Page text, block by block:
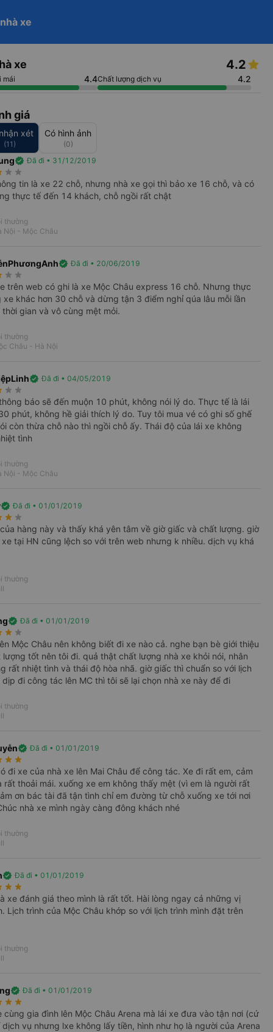
Trở thành đối tác
ngày về
Vé xe Tết
hệ thống xe Limousine nhằm đem
là
hòa,... nhà xe còn đầu tư những
mang đến sự trải nghiệm tốt nhất
và thoải mái của khách hàng lên
khi muốn thăm qua Mộc Châu,
mô cũng như tuyến đường để
dân
ngay tại
giá
xe
xe 4.2
mái 4.4Chất lượng dịch vụ 4.2
giá
xét
(11)
Có hình ảnh
(0)
verified Đã đi • 31/12/2019
star_rate star_rate
tin là xe 22 chỗ, nhưng nhà xe gọi thì bảo xe 16 chỗ, và có
thực tế đến 14 khách, chỗ ngồi rất chật
thường
Nội - Mộc Châu
verified Đã đi • 20/06/2019
star_rate star_rate
trên web có ghi là xe Mộc Châu express 16 chỗ. Nhưng thực
xe khác hơn 30 chỗ và dừng tận 3 điểm nghỉ qúa lâu mỗi lần
gian và vô cùng mệt mỏi.
thường
Châu - Hà Nội
verified Đã đi • 04/05/2019
star_rate star_rate
báo sẽ đến muộn 10 phút, không nói lý do. Thực tế là lái
phút, không hề giải thích lý do. Tuy tôi mua vé có ghi số ghế
còn thừa chỗ nào thì ngồi chỗ ấy. Thái độ của lái xe không
tình
thường
Nội - Mộc Châu
verified Đã đi • 01/01/2019
star_rate star_rate
hàng này và thấy khá yên tâm về giờ giấc và chất lượng. giờ
tại HN cũng lệch so với trên web nhưng k nhiều. dịch vụ khá
thường
verified Đã đi • 01/01/2019
star_rate star_rate
Mộc Châu nên không biết đi xe nào cả. nghe bạn bè giới thiệu
tốt nên tôi đi. quả thật chất lượng nhà xe khỏi nói, nhân
rất nhiệt tình và thái độ hòa nhã. giờ giấc thì chuẩn so với lịch
đi công tác lên MC thì tôi sẽ lại chọn nhà xe này để đi
thường
verified Đã đi • 01/01/2019
star_rate star_rate
đi xe của nhà xe lên Mai Châu để công tác. Xe đi rất em, cảm
rất thoải mái. xuống xe em không thấy mệt (vì em là người rất
ơn bác tài đã tận tình chỉ em đường từ chỗ xuống xe tới nơi
nhà xe mình ngày càng đông khách nhé
thường
verified Đã đi • 01/01/2019
star_rate star_rate
xe đánh giá theo mình là rất tốt. Hài lòng ngay cả những vị
Lịch trình của Mộc Châu khớp so với lịch trình mình đặt trên
thường
verified Đã đi • 01/01/2019
star_rate star_rate
gia đình lên Mộc Châu Arena mà lái xe đưa vào tận nơi (cứ
vụ nhưng lxe không lấy tiền, hình như họ là người của Arena